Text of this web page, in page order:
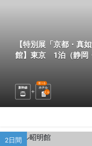
【特別展「京都・真
館】東京 1泊（静岡
新幹線 ホテル
選べる
1 泊
2日間